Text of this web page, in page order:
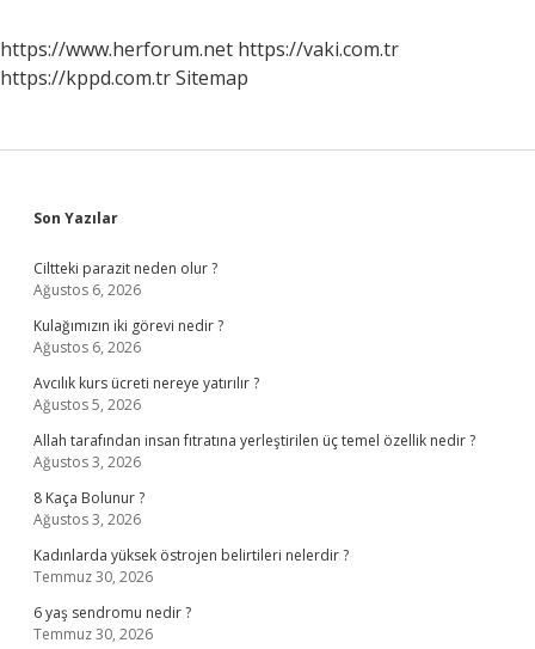
https://www.herforum.net https://vaki.com.tr
https://kppd.com.trSitemap
Sidebar
Son Yazılar
Ciltteki parazit neden olur ?
Ağustos 6, 2026
Kulağımızın iki görevi nedir ?
Ağustos 6, 2026
Avcılık kurs ücreti nereye yatırılır ?
Ağustos 5, 2026
Allah tarafından insan fıtratına yerleştirilen üç temel özellik nedir ?
Ağustos 3, 2026
8 Kaça Bolunur ?
Ağustos 3, 2026
Kadınlarda yüksek östrojen belirtileri nelerdir ?
Temmuz 30, 2026
6 yaş sendromu nedir ?
Temmuz 30, 2026